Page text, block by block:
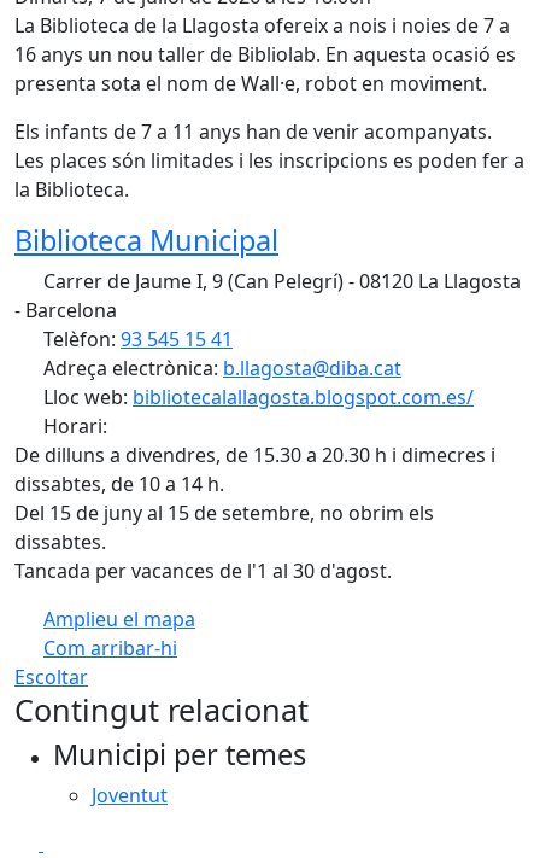
La Biblioteca de la Llagosta ofereix a nois i noies de 7 a
16 anys un nou taller de Bibliolab. En aquesta ocasió es
presenta sota el nom de Wall·e, robot en moviment.
Els infants de 7 a 11 anys han de venir acompanyats.
Les places són limitades i les inscripcions es poden fer a
la Biblioteca.
Biblioteca Municipal
Carrer de Jaume I, 9 (Can Pelegrí) - 08120 La Llagosta
- Barcelona
Telèfon: 93 545 15 41
Adreça electrònica: b.llagosta@diba.cat
Lloc web: bibliotecalallagosta.blogspot.com.es/
Horari:
De dilluns a divendres, de 15.30 a 20.30 h i dimecres i
dissabtes, de 10 a 14 h.
Del 15 de juny al 15 de setembre, no obrim els
dissabtes.
Tancada per vacances de l'1 al 30 d'agost.
Amplieu el mapa
Com arribar-hi
+
−
Escoltar
Contingut relacionat
Municipi per temes
Joventut